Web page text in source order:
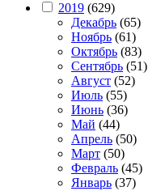
2019 (629)
Декабрь (65)
Ноябрь (61)
Октябрь (83)
Сентябрь (51)
Август (52)
Июль (55)
Июнь (36)
Май (44)
Апрель (50)
Март (50)
Февраль (45)
Январь (37)